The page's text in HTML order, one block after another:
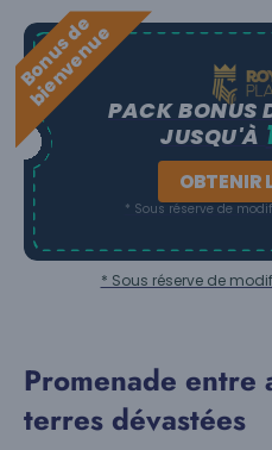
B
o
n
u
s
d
e
b
i
e
n
v
e
n
u
ePACK BONUS
JUSQU'À
OBTENIR
* Sous réserve de
* Sous réserve de
Promenade entre
terres dévastées